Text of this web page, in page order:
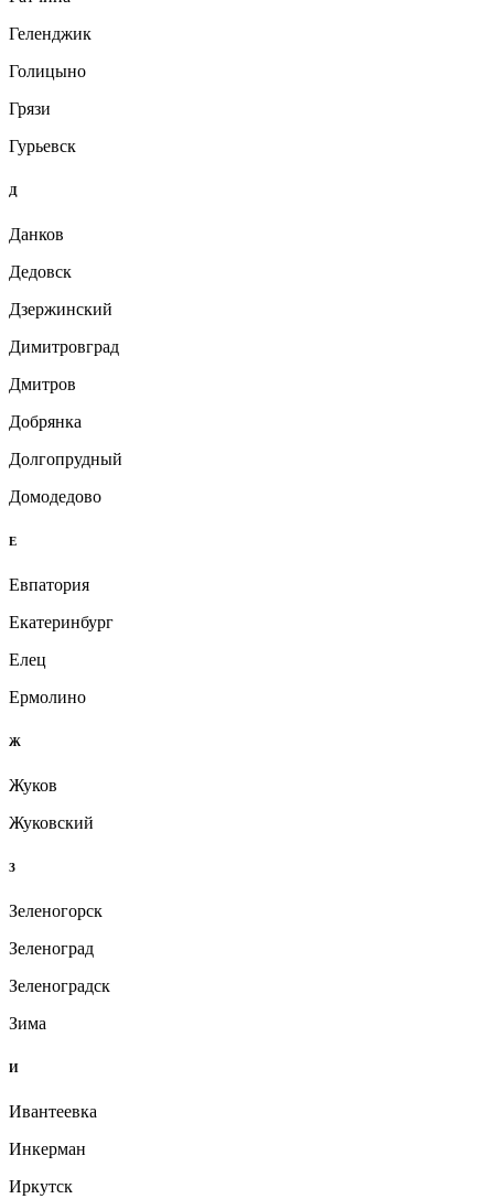
Геленджик
Голицыно
Грязи
Гурьевск
Д
Данков
Дедовск
Дзержинский
Димитровград
Дмитров
Добрянка
Долгопрудный
Домодедово
Е
Евпатория
Екатеринбург
Елец
Ермолино
Ж
Жуков
Жуковский
З
Зеленогорск
Зеленоград
Зеленоградск
Зима
И
Ивантеевка
Инкерман
Иркутск